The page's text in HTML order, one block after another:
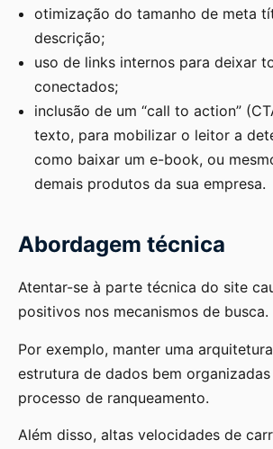
otimização do tamanho de meta
descrição;
uso de links internos para deixar
conectados;
inclusão de um “call to action”
texto, para mobilizar o leitor a
como baixar um e-book, ou
demais produtos da sua empresa.
Abordagem técnica
Atentar-se à parte técnica do site
positivos nos mecanismos de busca.
Por exemplo, manter uma
estrutura de dados bem
processo de ranqueamento.
Além disso, altas velocidades de